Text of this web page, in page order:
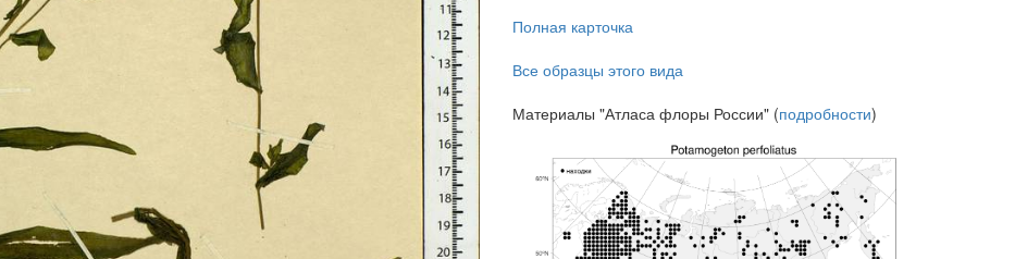
Полная карточка
Все образцы этого вида
Материалы "Атласа флоры России" (подробности)